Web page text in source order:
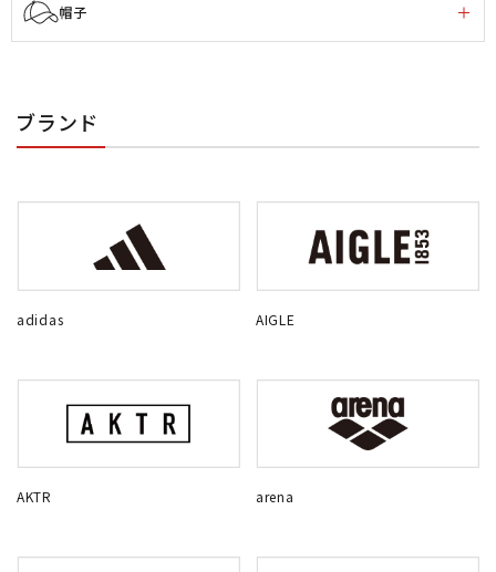
帽子
ブランド
adidas AIGLE
AKTR arena